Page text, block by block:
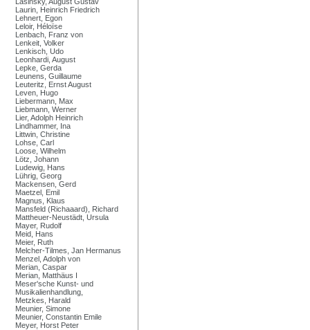
Laurin, Heinrich Friedrich
Lehnert, Egon
Leloir, Héloïse
Lenbach, Franz von
Lenkeit, Volker
Lenkisch, Udo
Leonhardi, August
Lepke, Gerda
Leunens, Guillaume
Leuteritz, Ernst August
Leven, Hugo
Liebermann, Max
Liebmann, Werner
Lier, Adolph Heinrich
Lindhammer, Ina
Littwin, Christine
Lohse, Carl
Loose, Wilhelm
Lötz, Johann
Ludewig, Hans
Lührig, Georg
Mackensen, Gerd
Maetzel, Emil
Magnus, Klaus
Mansfeld (Richaaard), Richard
Mattheuer-Neustädt, Ursula
Mayer, Rudolf
Meid, Hans
Meier, Ruth
Melcher-Tilmes, Jan Hermanus
Menzel, Adolph von
Merian, Caspar
Merian, Matthäus I
Meser'sche Kunst- und
Musikalienhandlung,
Metzkes, Harald
Meunier, Simone
Meunier, Constantin Emile
Meyer, Horst Peter